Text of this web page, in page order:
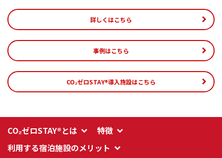
詳しくはこちら
事例はこちら
CO₂ゼロSTAY®導入施設はこちら
CO₂ゼロSTAY®とは
特徴
利用する宿泊施設のメリット